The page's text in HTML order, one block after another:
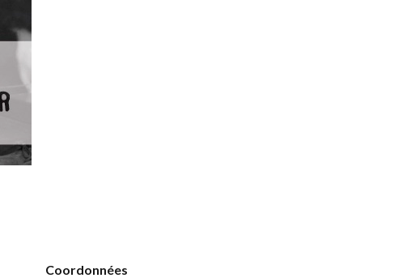
Coordonnées